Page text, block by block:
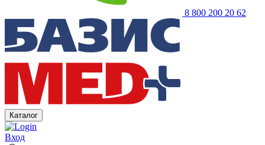
8 800 200 20 62
Каталог
Вход